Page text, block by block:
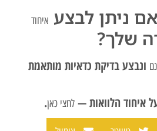
ניתן לבצע איחוד
שלך?
ונבצע בדיקת כדאיות מותאמת
איחוד הלוואות —לחצי כאן.